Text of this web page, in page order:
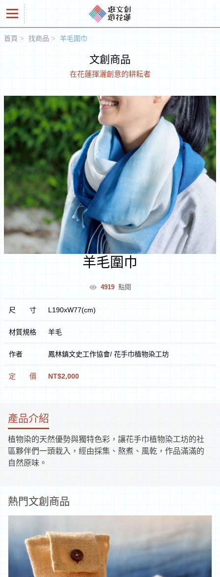
品
創
意
人
工
作
室
創
遊
花
蓮文
體
驗
逛
市
集
補
資
首頁 找商品 羊毛圍巾
文創商品
在花蓮揮灑創意的耕耘者
羊毛圍巾
4919 點閱
尺寸 L190xW77(cm)
材質規格 羊毛
作者 鳳林鎮文史工作協會/ 花手巾植物染工坊
定價 NT$2,000
產品介紹
植物染的天然優勢與獨特色彩，讓花手巾植物染工坊的社
區夥伴們一頭栽入，經由採集、熬煮、風乾，作品滿滿的
自然原味。
熱門文創商品